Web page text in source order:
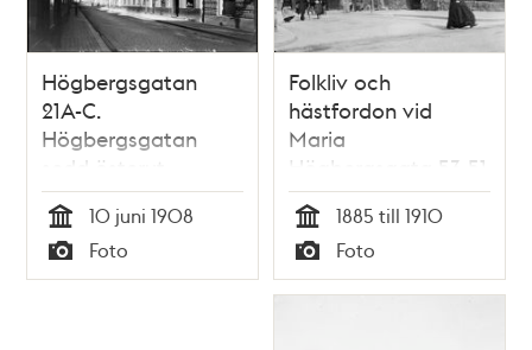
Högbergsgatan
21A-C.
Högbergsgatan
sedd österut
Tid
10 juni 1908
Typ
Foto
Folkliv och
hästfordon vid
Maria
Högbergsgata 53-51
österut från
Timmermansgatan.
Handlare C A
Lybergs viktualie-
Tid
1885 till 1910
Typ
Foto